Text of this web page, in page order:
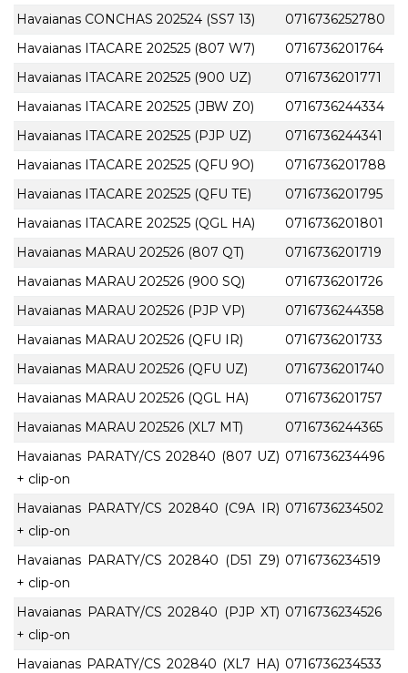
Havaianas CONCHAS 202524 (SS7 13)
0716736252780
Havaianas ITACARE 202525 (807 W7)
0716736201764
Havaianas ITACARE 202525 (900 UZ)
0716736201771
Havaianas ITACARE 202525 (JBW Z0)
0716736244334
Havaianas ITACARE 202525 (PJP UZ)
0716736244341
Havaianas ITACARE 202525 (QFU 9O)
0716736201788
Havaianas ITACARE 202525 (QFU TE)
0716736201795
Havaianas ITACARE 202525 (QGL HA)
0716736201801
Havaianas MARAU 202526 (807 QT)
0716736201719
Havaianas MARAU 202526 (900 SQ)
0716736201726
Havaianas MARAU 202526 (PJP VP)
0716736244358
Havaianas MARAU 202526 (QFU IR)
0716736201733
Havaianas MARAU 202526 (QFU UZ)
0716736201740
Havaianas MARAU 202526 (QGL HA)
0716736201757
Havaianas MARAU 202526 (XL7 MT)
0716736244365
Havaianas PARATY/CS 202840 (807 UZ)
+ clip-on
0716736234496
Havaianas PARATY/CS 202840 (C9A IR)
+ clip-on
0716736234502
Havaianas PARATY/CS 202840 (D51 Z9)
+ clip-on
0716736234519
Havaianas PARATY/CS 202840 (PJP XT)
+ clip-on
0716736234526
Havaianas PARATY/CS 202840 (XL7 HA) 0716736234533